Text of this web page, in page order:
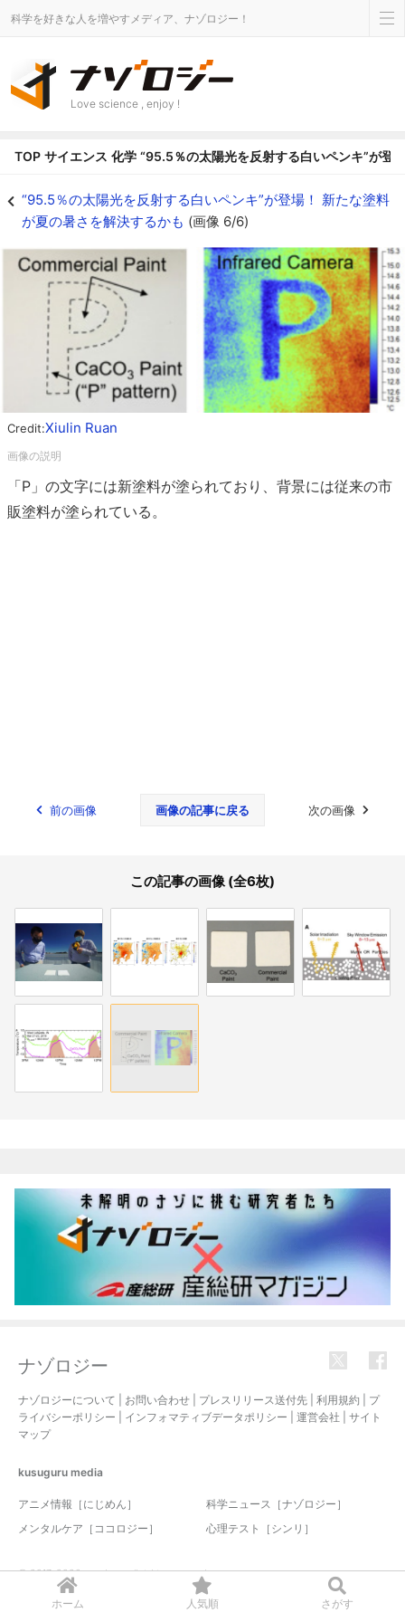
ホーム 人気順 さがす
科学を好きな人を増やすメディア、ナゾロジー！
Love science , enjoy !
TOP サイエンス 化学 “95.5％の太陽光を反射する白いペンキ”が登
“95.5％の太陽光を反射する白いペンキ”が登場！ 新たな塗料
が夏の暑さを解決するかも (画像 6/6)
Credit:Xiulin Ruan
「P」の文字には新塗料が塗られており、背景には従来の市
販塗料が塗られている。
前の画像 画像の記事に戻る 次の画像
この記事の画像 (全6枚)
ナゾロジー
ナゾロジーについて お問い合わせ プレスリリース送付先 利用規約
プ
ライバシーポリシー
インフォマティブデータポリシー 運営会社
サイト
マップ
kusuguru media
アニメ情報［にじめん］
科学ニュース［ナゾロジー］
メンタルケア［ココロジー］
心理テスト［シンリ］
© 2017-2026 nazology. all rights reserved.